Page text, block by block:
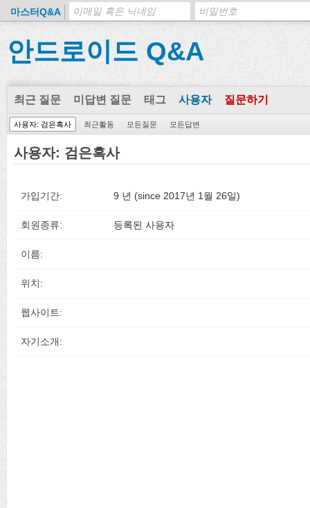
마스터Q&A
안드로이드 Q&A
최근 질문 미답변 질문 태그 사용자 질문하기
사용자: 검은흑사 최근활동 모든질문 모든답변
사용자: 검은흑사
가입기간: 9 년 (since 2017년 1월 26일)
회원종류: 등록된 사용자
이름:
위치:
웹사이트:
자기소개: